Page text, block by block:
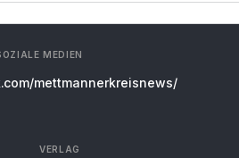
MEDIEN
mettmannerkreisnews/
VERLAG